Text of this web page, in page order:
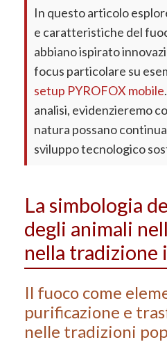
In questo articolo
e caratteristiche del
abbiano ispirato
focus particolare su
setup PYROFOX mobile
analisi, evidenzieremo
natura possano
sviluppo tecnologico
La simbologia
degli animali
nella tradizione
Il fuoco come
purificazione e
nelle tradizioni